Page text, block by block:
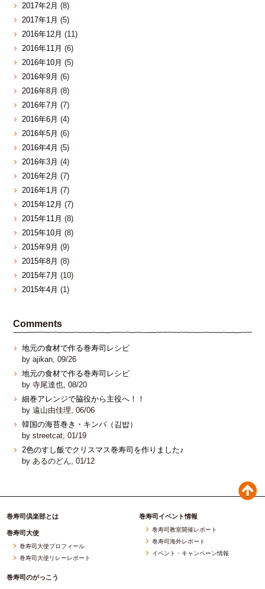
2017年2月 (8)
2017年1月 (5)
2016年12月 (11)
2016年11月 (6)
2016年10月 (5)
2016年9月 (6)
2016年8月 (8)
2016年7月 (7)
2016年6月 (4)
2016年5月 (6)
2016年4月 (5)
2016年3月 (4)
2016年2月 (7)
2016年1月 (7)
2015年12月 (7)
2015年11月 (8)
2015年10月 (8)
2015年9月 (9)
2015年8月 (8)
2015年7月 (10)
2015年4月 (1)
Comments
地元の食材で作る巻寿司レシピ
by ajikan, 09/26
地元の食材で作る巻寿司レシピ
by 寺尾達也, 08/20
細巻アレンジで脇役から主役へ！！
by 遠山由佳理, 06/06
韓国の海苔巻き・キンパ（김밥）
by streetcat, 01/19
2色のすし飯でクリスマス巻寿司を作りました♪
by あるのどん, 01/12
巻寿司倶楽部とは
巻寿司大使
巻寿司大使プロフィール
巻寿司大使リレーレポート
巻寿司のがっこう
巻寿司イベント情報
巻寿司教室開催レポート
巻寿司海外レポート
イベント・キャンペーン情報